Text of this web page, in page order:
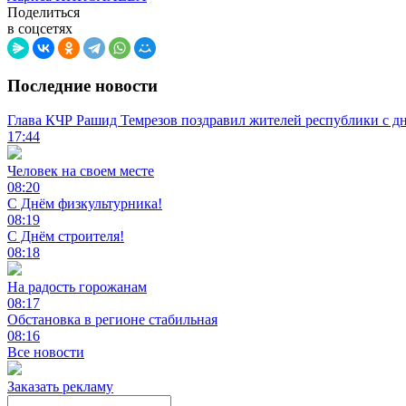
Поделиться
в соцсетях
Последние новости
Глава КЧР Рашид Темрезов поздравил жителей республики с
17:44
Человек на своем месте
08:20
С Днём физкультурника!
08:19
С Днём строителя!
08:18
На радость горожанам
08:17
Обстановка в регионе стабильная
08:16
Все новости
Заказать рекламу